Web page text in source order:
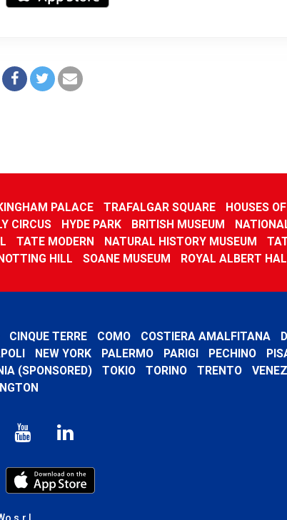
PALACE TRAFALGAR SQUARE
HOUSES
CIRCUS HYDE PARK BRITISH MUSEUM
TATE MODERN NATURAL HISTORY MUSEUM
HILL SOANE MUSEUM ROYAL ALBERT
CINQUE TERRE COMO COSTIERA AMALFITANA
NEW YORK PALERMO PARIGI PECHINO
(SPONSORED) TOKIO TORINO TRENTO
s.r.l.